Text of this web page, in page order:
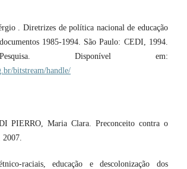
. Diretrizes de política nacional de educação
1985-1994. São Paulo: CEDI, 1994.
Disponível em:
bitstream/handle/
PIERRO, Maria Clara. Preconceito contra o
raciais, educação e descolonização dos